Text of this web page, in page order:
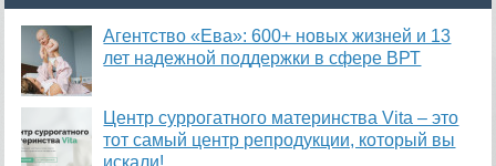
Агентство «Ева»: 600+ новых жизней и 13
лет надежной поддержки в сфере ВРТ
​Центр суррогатного материнства Vita – это
тот самый центр репродукции, который вы
искали!